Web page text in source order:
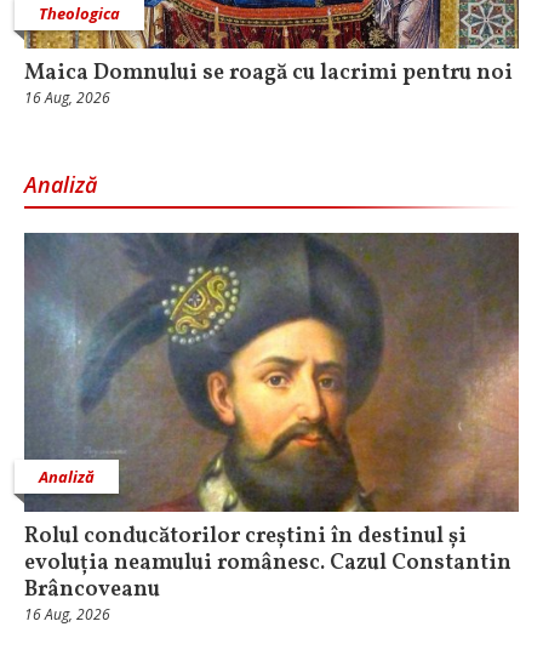
Theologica
Maica Domnului se roagă cu lacrimi pentru noi
16 Aug, 2026
Analiză
Analiză
Rolul conducătorilor creștini în destinul și
evoluția neamului românesc. Cazul Constantin
Brâncoveanu
16 Aug, 2026